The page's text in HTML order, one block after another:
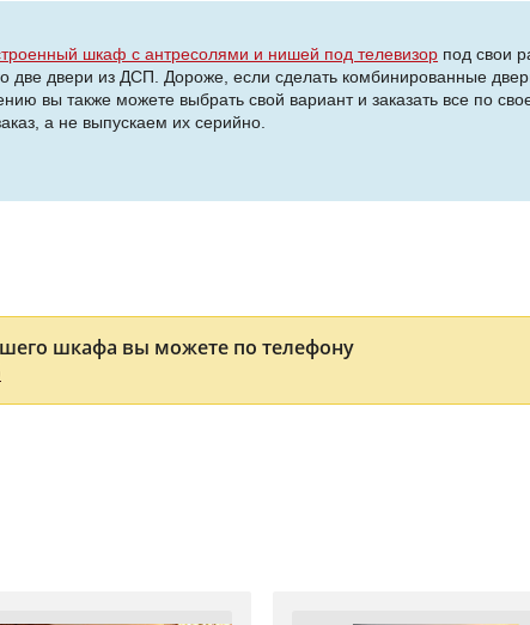
шкаф с антресолями и нишей под телевизор под свои
две двери из ДСП. Дороже, если сделать комбинированные
вы также можете выбрать свой вариант и заказать все по
а не выпускаем их серийно.
шкафа вы можете по телефону